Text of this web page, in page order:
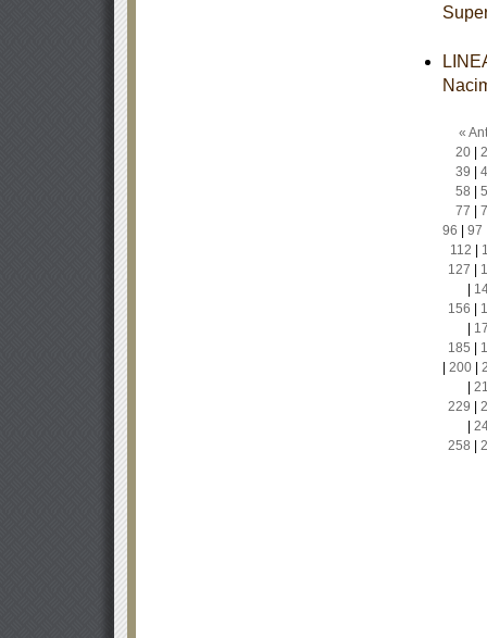
«
20|
39
58
77
96
97
112
127
156
185
200|
229
258